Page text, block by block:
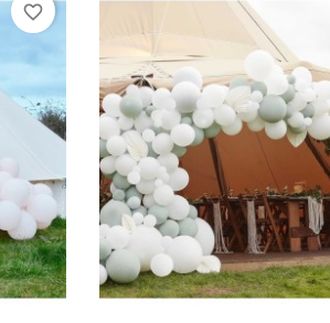
favorite_border